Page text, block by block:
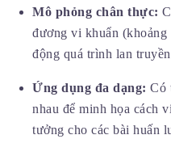
Mô phỏng chân thực:
đương vi khuẩn
động quá trình lan
Ứng dụng đa dạng: Có
nhau để minh họa cách
tưởng cho các bài huấn